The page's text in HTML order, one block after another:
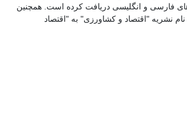
مجوز انتشار به زبان‌های فارسی و انگلیسی دریافت کرده است. همچنین
درخواست انجمن اقتصاد کشاورزی ایران و با موافقت امور مطبوعات و خبرگزاری‌های داخلی وزارت فرهنگ و ارشاد اسلامی طبق نامه شماره 1674/123 مورخ 88/3/23، نام نشریه "اقتصاد و کشاورزی" به "اقتصاد